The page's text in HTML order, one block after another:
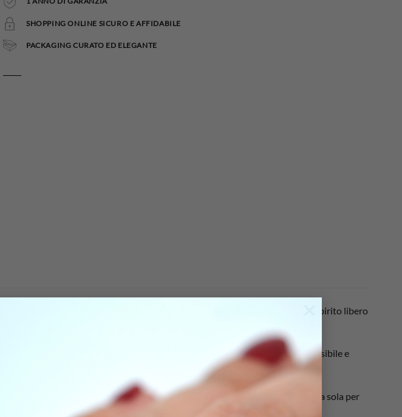
SHOPPING ONLINE SICURO E AFFIDABILE
PACKAGING CURATO ED ELEGANTE
unisce l’estetica urban e contemporanea allo spirito libero
e interconnessi con precisione geometrica, creando un nastro flessibile e
senza eccessi, rendendola un pezzo estremamente versatile. Indossala da sola per
per un’allure rilassata da fine giornata